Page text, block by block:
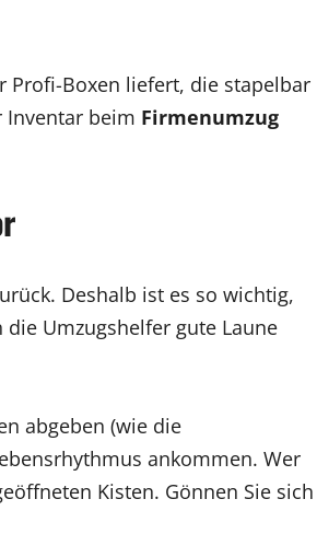
Profi-Boxen liefert, die stapelbar
Inventar beim Firmenumzug
Deshalb ist es so wichtig,
Umzugshelfer gute Laune
abgeben (wie die
ankommen. Wer
Kisten. Gönnen Sie sich